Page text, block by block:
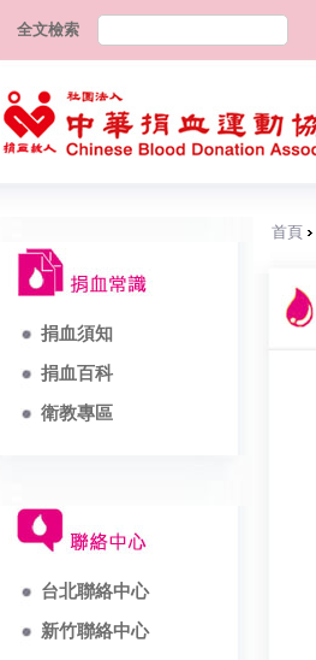
全文檢索
捐血須知
捐血百科
衛教專區
台北聯絡中心
新竹聯絡中心
首頁